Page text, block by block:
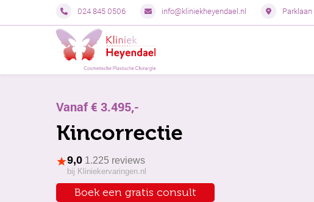
024 845 0506 info@kliniekheyendael.nl
Vanaf € 3.495,-
Kincorrectie
9,0 1.225 reviews
bij Kliniekervaringen.nl
Boek een gratis consult